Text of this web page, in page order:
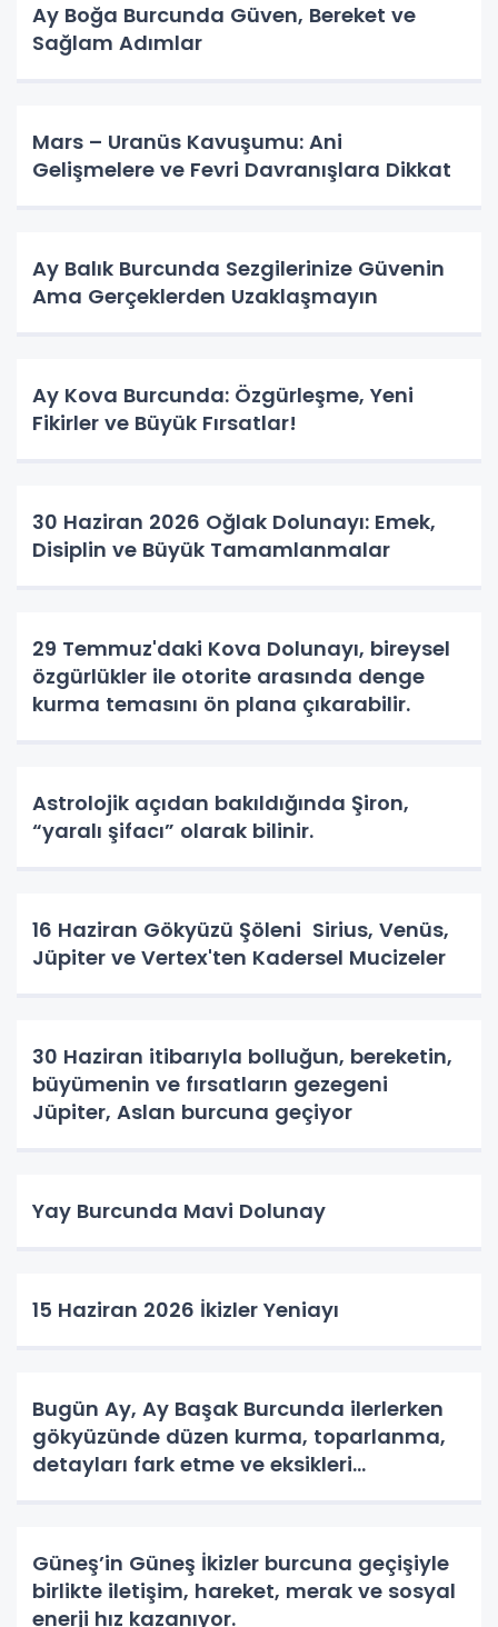
Ay Boğa Burcunda Güven, Bereket ve
Sağlam Adımlar
Mars – Uranüs Kavuşumu: Ani
Gelişmelere ve Fevri Davranışlara Dikkat
Ay Balık Burcunda Sezgilerinize Güvenin
Ama Gerçeklerden Uzaklaşmayın
Ay Kova Burcunda: Özgürleşme, Yeni
Fikirler ve Büyük Fırsatlar!
30 Haziran 2026 Oğlak Dolunayı: Emek,
Disiplin ve Büyük Tamamlanmalar
29 Temmuz'daki Kova Dolunayı, bireysel
özgürlükler ile otorite arasında denge
kurma temasını ön plana çıkarabilir.
Astrolojik açıdan bakıldığında Şiron,
“yaralı şifacı” olarak bilinir.
16 Haziran Gökyüzü Şöleni Sirius, Venüs,
Jüpiter ve Vertex'ten Kadersel Mucizeler
30 Haziran itibarıyla bolluğun, bereketin,
büyümenin ve fırsatların gezegeni
Jüpiter, Aslan burcuna geçiyor
Yay Burcunda Mavi Dolunay
15 Haziran 2026 İkizler Yeniayı
Bugün Ay, Ay Başak Burcunda ilerlerken
gökyüzünde düzen kurma, toparlanma,
detayları fark etme ve eksikleri
Güneş’in Güneş İkizler burcuna geçişiyle
birlikte iletişim, hareket, merak ve sosyal
enerji hız kazanıyor.